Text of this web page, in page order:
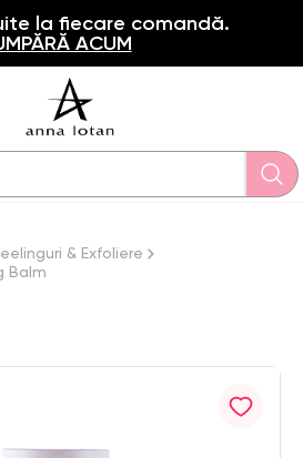
la fiecare comandă.
ACUM
& Exfoliere
Balm